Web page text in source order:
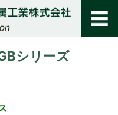
シリーズ